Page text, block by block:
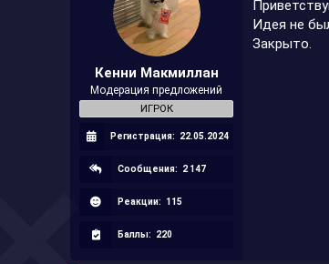
Кенни Макмиллан
Модерация предложений
ИГРОК
Регистрация: 22.05.2024
Сообщения: 2 147
Реакции: 115
Баллы: 220
Идея не
Закрыто.